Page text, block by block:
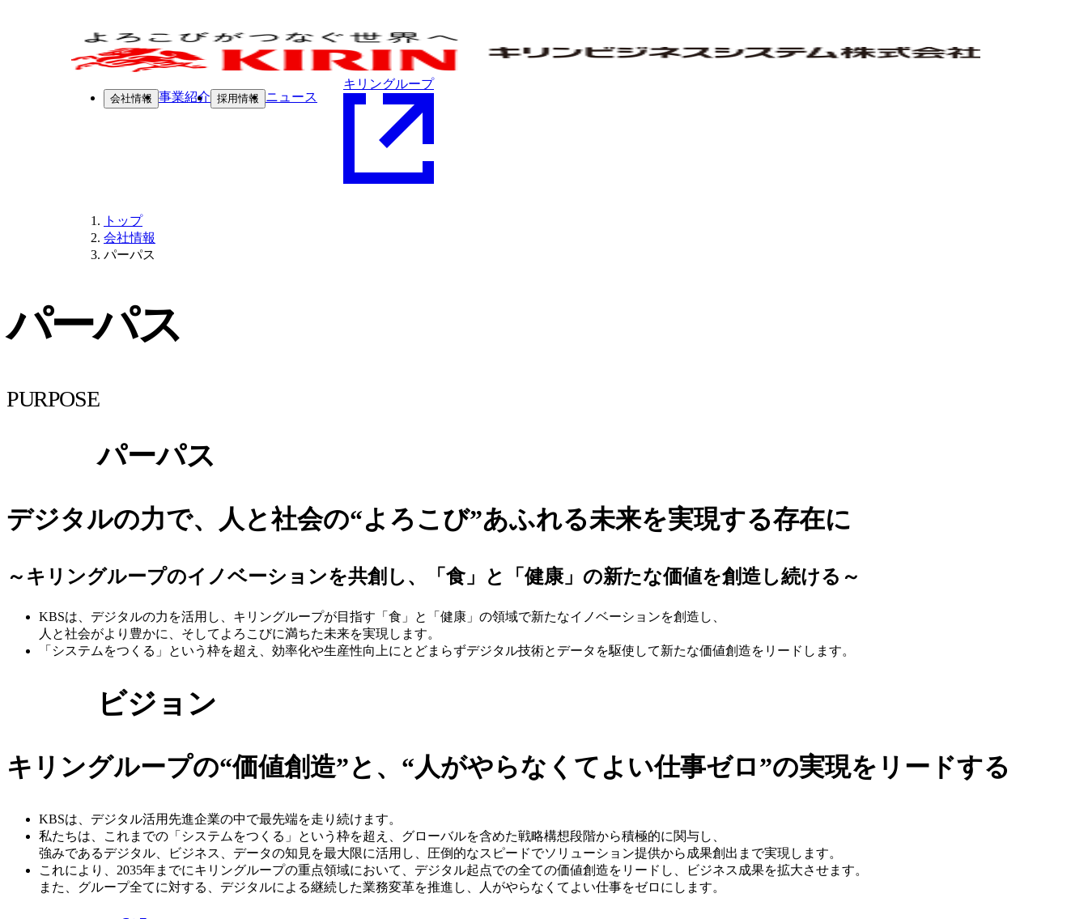
会社情報 事業紹介 採用情報 ニュース
キリングループ
トップ
会社情報
パーパス
パーパス
PURPOSE
パーパス
デジタルの力で、人と社会の“よろこび”あふれる未来を実現する存在に
～キリングループのイノベーションを共創し、「食」と「健康」の新たな価値を創造し続ける～
KBSは、デジタルの力を活用し、キリングループが目指す「食」と「健康」の領域で新たなイノベーションを創造し、
人と社会がより豊かに、そしてよろこびに満ちた未来を実現します。
「システムをつくる」という枠を超え、効率化や生産性向上にとどまらずデジタル技術とデータを駆使して新たな価値創造をリードします。
ビジョン
キリングループの“価値創造”と、“人がやらなくてよい仕事ゼロ”の実現をリードする
KBSは、デジタル活用先進企業の中で最先端を走り続けます。
私たちは、これまでの「システムをつくる」という枠を超え、グローバルを含めた戦略構想段階から積極的に関与し、
強みであるデジタル、ビジネス、データの知見を最大限に活用し、圧倒的なスピードでソリューション提供から成果創出まで実現します。
これにより、2035年までにキリングループの重点領域において、デジタル起点での全ての価値創造をリードし、ビジネス成果を拡大させます。
また、グループ全てに対する、デジタルによる継続した業務変革を推進し、人がやらなくてよい仕事をゼロにします。